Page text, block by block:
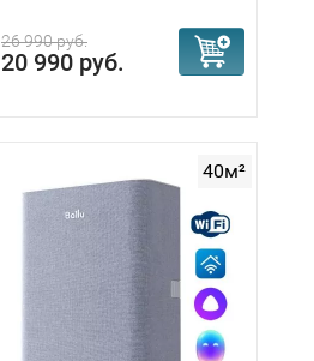
26 990 руб.
20 990 руб.
40м²